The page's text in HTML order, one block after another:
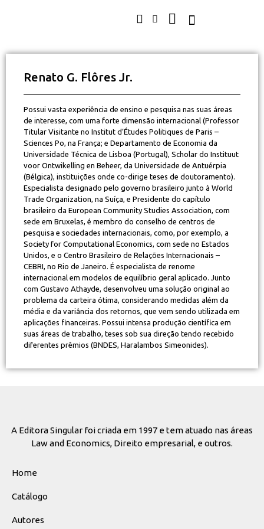
Renato G. Flôres Jr.
Possui vasta experiência de ensino e pesquisa nas suas áreas
de interesse, com uma forte dimensão internacional (Professor
Titular Visitante no Institut d’Études Politiques de Paris –
Sciences Po, na França; e Departamento de Economia da
Universidade Técnica de Lisboa (Portugal), Scholar do Instituut
voor Ontwikelling en Beheer, da Universidade de Antuérpia
(Bélgica), instituições onde co-dirige teses de doutoramento).
Especialista designado pelo governo brasileiro junto à World
Trade Organization, na Suíça, e Presidente do capítulo
brasileiro da European Community Studies Association, com
sede em Bruxelas, é membro do conselho de centros de
pesquisa e sociedades internacionais, como, por exemplo, a
Society for Computational Economics, com sede no Estados
Unidos, e o Centro Brasileiro de Relações Internacionais –
CEBRI, no Rio de Janeiro. É especialista de renome
internacional em modelos de equilíbrio geral aplicado. Junto
com Gustavo Athayde, desenvolveu uma solução original ao
problema da carteira ótima, considerando medidas além da
média e da variância dos retornos, que vem sendo utilizada em
aplicações financeiras. Possui intensa produção científica em
suas áreas de trabalho, teses sob sua direção tendo recebido
diferentes prêmios (BNDES, Haralambos Simeonides).
A Editora Singular foi criada em 1997 e tem atuado nas áreas
Law and Economics, Direito empresarial, e outros.
Home
Catálogo
Autores